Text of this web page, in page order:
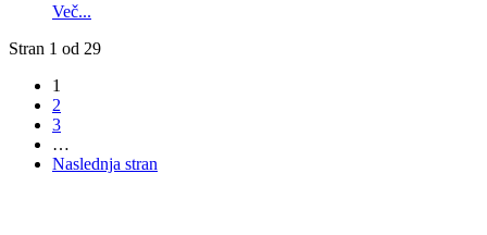
Več...
Stran 1 od 29
1
2
3
…
Naslednja stran